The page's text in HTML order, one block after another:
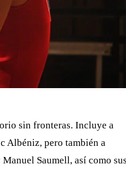
sin fronteras. Incluye a
Albéniz, pero también a
Saumell, así como sus